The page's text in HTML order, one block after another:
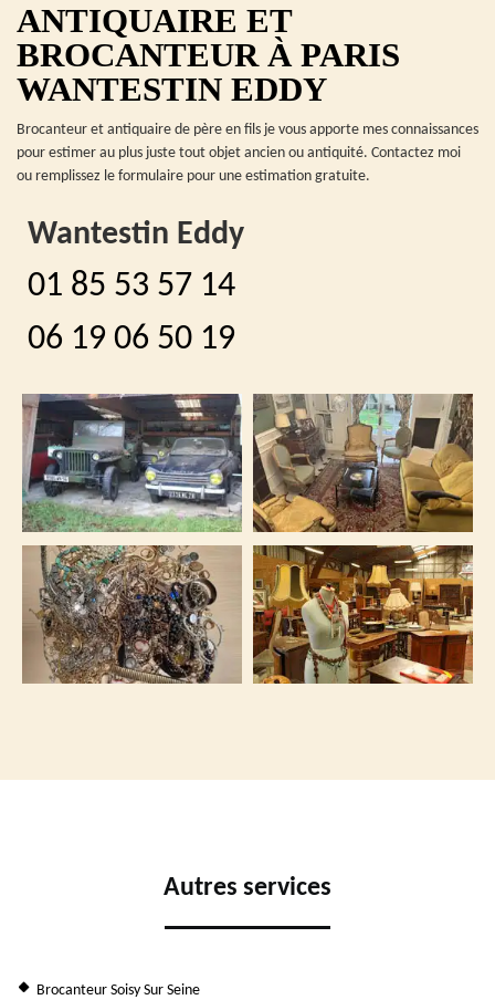
ANTIQUAIRE ET
BROCANTEUR À PARIS
WANTESTIN EDDY
Brocanteur et antiquaire de père en fils je vous apporte mes connaissances
pour estimer au plus juste tout objet ancien ou antiquité. Contactez moi
ou remplissez le formulaire pour une estimation gratuite.
Wantestin Eddy
01 85 53 57 14
06 19 06 50 19
Autres services
Brocanteur Soisy Sur Seine